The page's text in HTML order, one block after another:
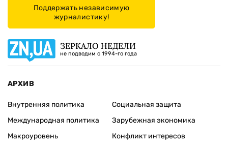
Поддержать независимую
журналистику!
ЗЕРКАЛО НЕДЕЛИ
не подводим с 1994-го года
АРХИВ
Внутренняя политика
Международная политика
Макроуровень
Социальная защита
Зарубежная экономика
Конфликт интересов